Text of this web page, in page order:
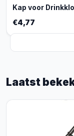
Kap voor
€4,77
Laatst